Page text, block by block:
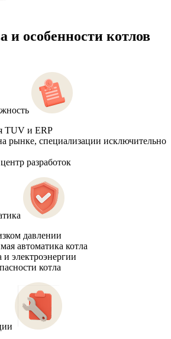
и особенности котлов
TUV и ERP
рынке, специализации исключительно
разработок
давлении
автоматика котла
и электроэнергии
котла